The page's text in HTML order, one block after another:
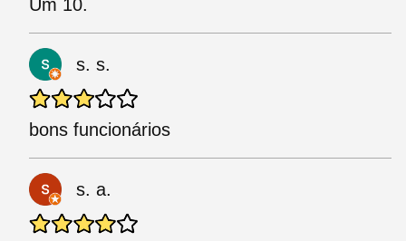
Um 10.
s. s.
bons funcionários
s. a.